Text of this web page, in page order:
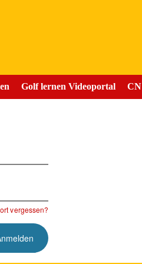
Golf lernen Videoportal CN
vergessen?